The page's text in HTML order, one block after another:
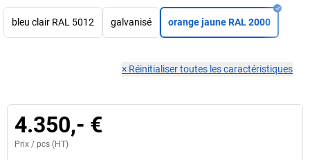
bleu clair RAL 5012 galvanisé orange jaune RAL 2000
× Réinitialiser toutes les caractéristiques
4.350,- €
Prix / pcs (HT)